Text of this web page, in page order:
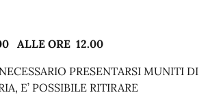
ALLE ORE 12.00
PRESENTARSI MUNITI DI
E’ POSSIBILE RITIRARE